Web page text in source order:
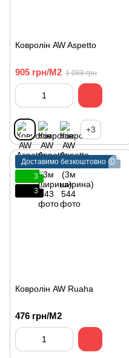
Ковролін AW Aspetto
905 грн/М2 1 088 грн
+3
Доставимо безкоштовно 🛈
3
3
Ковролін AW Ruaha
476 грн/М2